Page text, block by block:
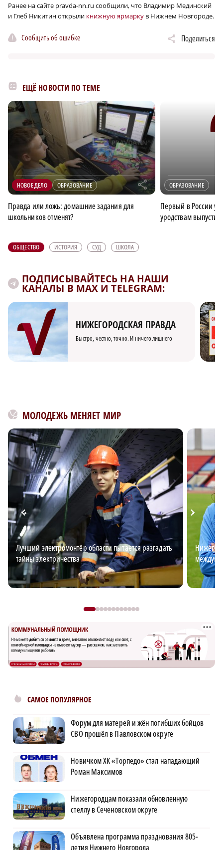
Ранее на сайте pravda-nn.ru сообщили, что Владимир Мединский
и Глеб Никитин открыли книжную ярмарку в Нижнем Новгороде.
Сообщить об ошибке Поделиться
ЕЩЁ НОВОСТИ ПО ТЕМЕ
НОВОЕ ДЕЛО ОБРАЗОВАНИЕ r
Правда или ложь: домашние задания для
школьников отменят?
ОБРАЗОВАНИЕ
Первый в России
уродствам
ОБЩЕСТВО ИСТОРИЯ СУД ШКОЛА
ПОДПИСЫВАЙТЕСЬ НА НАШИ
КАНАЛЫ В MAX И TELEGRAM:
НИЖЕГОРОДСКАЯ ПРАВДА
Быстро, честно, точно. И ничего лишнего
МОЛОДЕЖЬ МЕНЯЕТ МИР
Лучший электромонтёр области пытается разгадать
тайны электричества
САМОЕ ПОПУЛЯРНОЕ
Форум для матерей и жён погибших бойцов
СВО прошёл в Павловском округе
Новичком ХК «Торпедо» стал нападающий
Роман Максимов
Нижегородцам показали обновленную
стеллу в Сеченовском округе
Объявлена программа празднования 805-
летия Нижнего Новгорода